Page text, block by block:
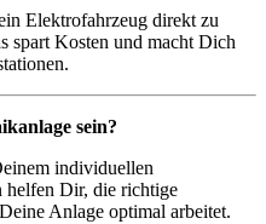
Elektrofahrzeug direkt zu
spart Kosten und macht Dich
sein?
individuellen
helfen Dir, die richtige
Anlage optimal arbeitet.